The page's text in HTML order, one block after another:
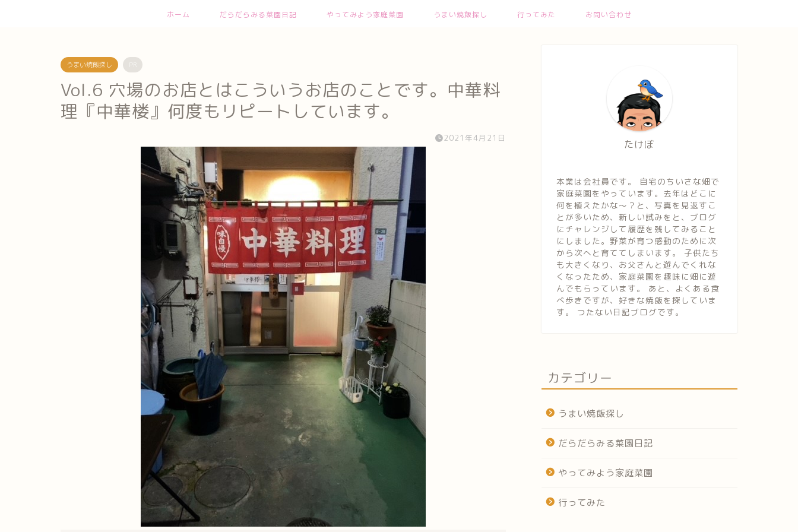
ホーム だらだらみる菜園日記 やってみよう家庭菜園 うまい焼飯探し 行ってみた お問い合わせ
うまい焼飯探し
Vol.6 穴場のお店とはこういうお店のことです。中華料
理『中華楼』何度もリピートしています。
2021年4月21日 たけぼ
本業は会社員です。 自宅のちいさな畑で
家庭菜園をやっています。去年はどこに
何を植えたかな～？と、写真を見返すこ
とが多いため、新しい試みをと、ブログ
にチャレンジして履歴を残してみること
にしました。野菜が育つ感動のために次
から次へと育ててしまいます。 子供たち
も大きくなり、お父さんと遊んでくれな
くなったため、家庭菜園を趣味に畑に遊
んでもらっています。 あと、よくある食
べ歩きですが、好きな焼飯を探していま
す。 つたない日記ブログです。
カテゴリー
うまい焼飯探し
だらだらみる菜園日記
やってみよう家庭菜園
行ってみた